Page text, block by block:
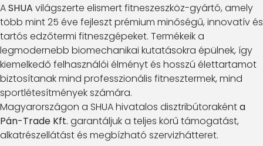
ASHUA világszerte elismert fitneszeszköz-gyártó, amely
több mint 25 éve fejleszt prémium minőségű, innovatív és
tartós edzőtermi fitneszgépeket. Termékeik a
legmodernebb biomechanikai kutatásokra épülnek, így
kiemelkedő felhasználói élményt és hosszú élettartamot
biztosítanak mind professzionális fitnesztermek, mind
sportlétesítmények számára.
Magyarországon a SHUA hivatalos disztribútorakénta
Pán-Trade Kft. garantáljuk a teljes körű támogatást,
alkatrészellátást és megbízható szervizhátteret.